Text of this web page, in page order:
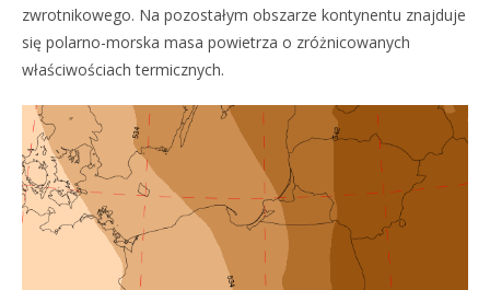
zwrotnikowego. Na pozostałym obszarze kontynentu znajduje
się polarno-morska masa powietrza o zróżnicowanych
właściwościach termicznych.